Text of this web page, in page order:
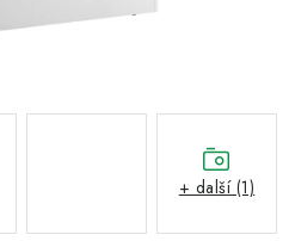
platba
Garance nejnižší ceny
+ další (1)